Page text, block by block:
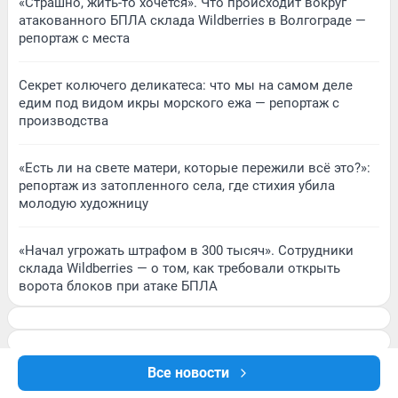
Все новости
атакованного БПЛА склада Wildberries в Волгограде —
репортаж с места
Секрет колючего деликатеса: что мы на самом деле
едим под видом икры морского ежа — репортаж с
производства
«Есть ли на свете матери, которые пережили всё это?»:
репортаж из затопленного села, где стихия убила
молодую художницу
«Начал угрожать штрафом в 300 тысяч». Сотрудники
склада Wildberries — о том, как требовали открыть
ворота блоков при атаке БПЛА